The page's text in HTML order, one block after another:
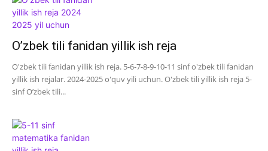
O’zbek tili fanidan yillik ish reja
O'zbek tili fanidan yillik ish reja. 5-6-7-8-9-10-11 sinf o'zbek tili fanidan
yillik ish rejalar. 2024-2025 o'quv yili uchun. O'zbek tili yillik ish reja 5-
sinf O’zbek tili...